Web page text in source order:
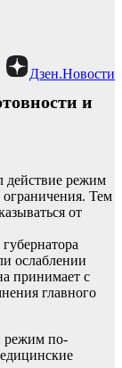
Дзен.Новости
и
действие режим
Тем
от
ослаблении
принимает с
главного
режим по-